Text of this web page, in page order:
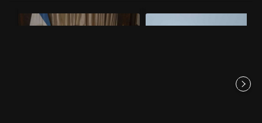
Un artículo de tendencia con el título "Milei, listo para 'atajar'
Un artículo de tendencia con el